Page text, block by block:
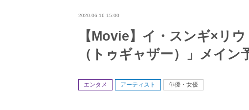
2020.06.16 15:00
【Movie】イ・スンギ×リ
（トゥギャザー）」メイン
エンタメ アーティスト 俳優・女優